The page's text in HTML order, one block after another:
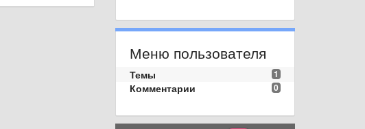
Меню пользователя
1
Темы
0
Комментарии